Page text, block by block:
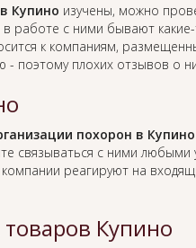
Купино изучены, можно
работе с ними бывают
к компаниям,
- поэтому плохих отзывов о
похорон в Купино
связываться с ними
реагируют на
Купино